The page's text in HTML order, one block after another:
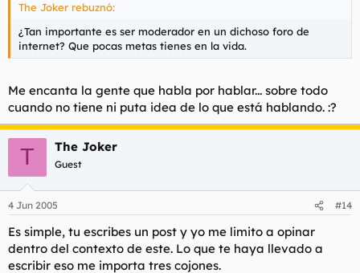
The Joker rebuznó:
¿Tan importante es ser moderador en un dichoso foro de
internet? Que pocas metas tienes en la vida.
Me encanta la gente que habla por hablar... sobre todo
cuando no tiene ni puta idea de lo que está hablando. :?
T The Joker
Guest
4 Jun 2005 #14
Es simple, tu escribes un post y yo me limito a opinar
dentro del contexto de este. Lo que te haya llevado a
escribir eso me importa tres cojones.